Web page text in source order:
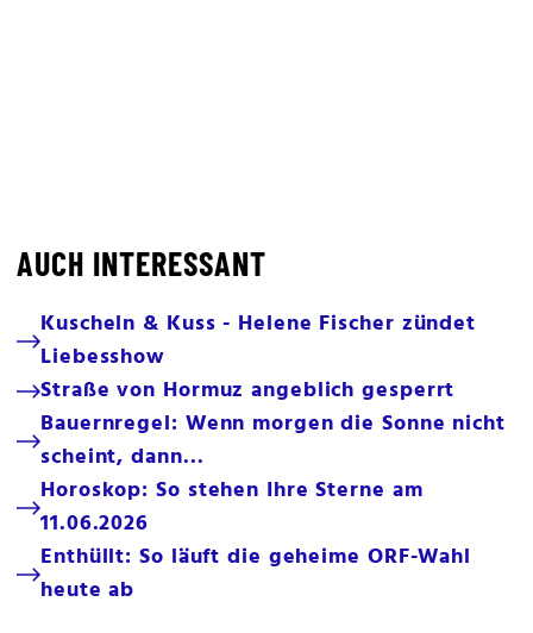
AUCH INTERESSANT
Kuscheln & Kuss - Helene Fischer zündet
Liebesshow
Straße von Hormuz angeblich gesperrt
Bauernregel: Wenn morgen die Sonne nicht
scheint, dann...
Horoskop: So stehen Ihre Sterne am
11.06.2026
Enthüllt: So läuft die geheime ORF-Wahl
heute ab